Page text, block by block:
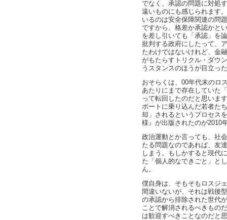
でなく、承認の問題に対処
遠いものにも感じられます
いるのは安全保障関連の問
ですから、格差か承認かと
を差し引いても「承認」を
批判する政府にしたって、
たわけではないけれど、金
がもたらすトリクル・ダウ
うスタンスのほうが目立っ
おそらくは、00年代末のロ
あたりにまで存在していた
って転回したのだと思いま
ボートに乗り込んだ若者た
却」されるというプロセス
様』が出版されたのが2010
政治運動とか言っても、社
たる問題なのであれば、友
しまう。もしかすると現代
た「個人的なできごと」と
ん。
僕自身は、そもそもロスジ
間違いないが、それは戦後
の承認から排除された世代
ことで解消されるべきもの
は歓迎すべきことなのだと